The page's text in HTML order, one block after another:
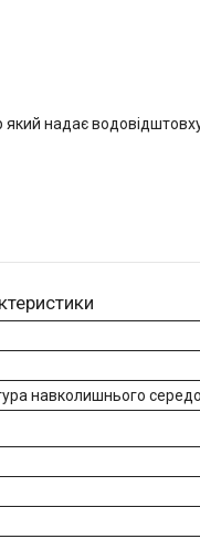
який надає
навколишнього